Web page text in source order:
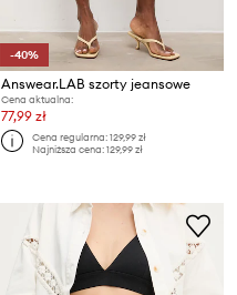
-40%
Answear.LAB szorty jeansowe
Cena aktualna:
77,99 zł
Cena regularna:129,99 zł
Najniższa cena:129,99 zł